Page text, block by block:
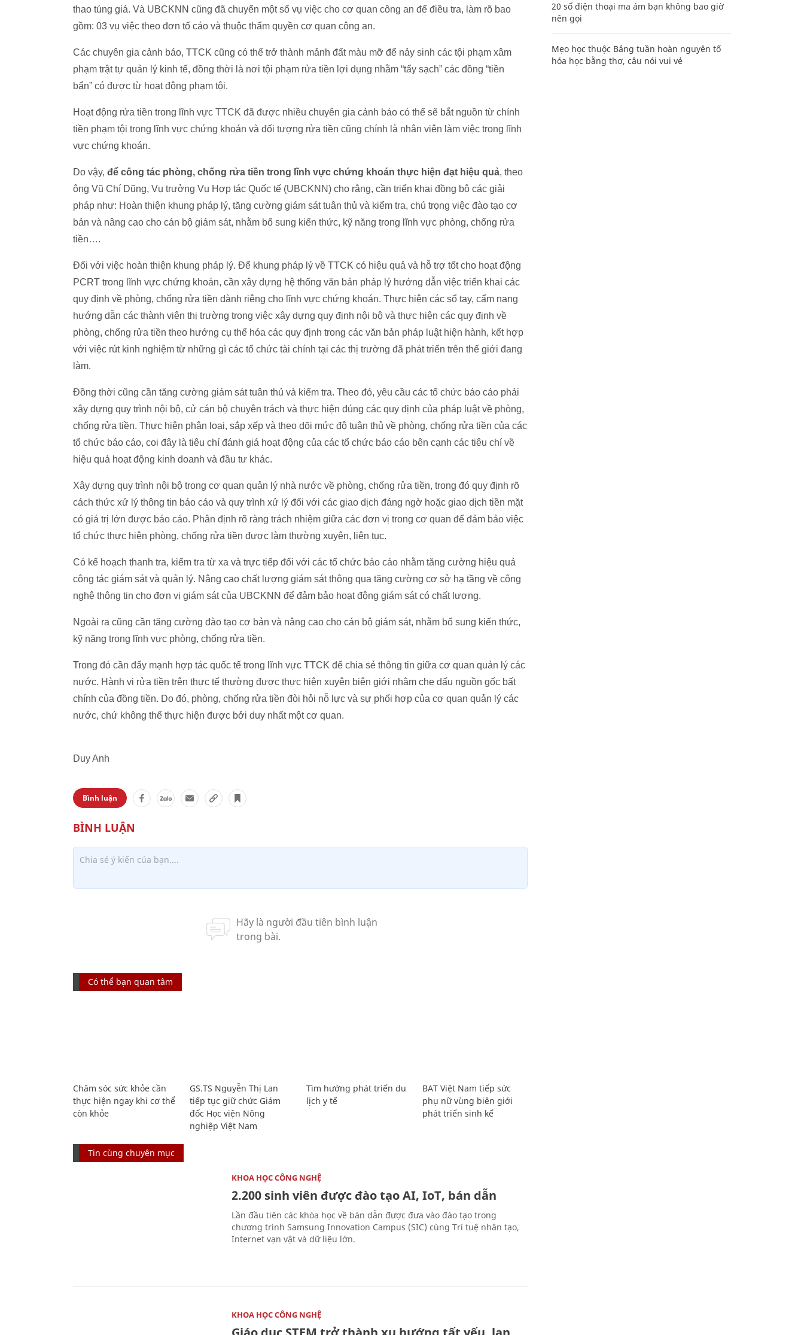
thao túng giá. Và UBCKNN cũng đã chuyển một số vụ việc cho cơ quan công an để điều tra, làm rõ bao
gồm: 03 vụ việc theo đơn tố cáo và thuộc thẩm quyền cơ quan công an.
Các chuyên gia cảnh báo, TTCK cũng có thể trở thành mảnh đất màu mỡ để nảy sinh các tội phạm xâm
phạm trật tự quản lý kinh tế, đồng thời là nơi tội phạm rửa tiền lợi dụng nhằm “tẩy sạch” các đồng “tiền
bẩn” có được từ hoạt động phạm tội.
Hoạt động rửa tiền trong lĩnh vực TTCK đã được nhiều chuyên gia cảnh báo có thể sẽ bắt nguồn từ chính
tiền phạm tội trong lĩnh vực chứng khoán và đối tượng rửa tiền cũng chính là nhân viên làm việc trong lĩnh
vực chứng khoán.
Do vậy, để công tác phòng, chống rửa tiền trong lĩnh vực chứng khoán thực hiện đạt hiệu quả, theo
ông Vũ Chí Dũng, Vụ trưởng Vụ Hợp tác Quốc tế (UBCKNN) cho rằng, cần triển khai đồng bộ các giải
pháp như: Hoàn thiện khung pháp lý, tăng cường giám sát tuân thủ và kiểm tra, chú trọng việc đào tạo cơ
bản và nâng cao cho cán bộ giám sát, nhằm bổ sung kiến thức, kỹ năng trong lĩnh vực phòng, chống rửa
tiền….
Đối với việc hoàn thiện khung pháp lý. Để khung pháp lý về TTCK có hiệu quả và hỗ trợ tốt cho hoạt động
PCRT trong lĩnh vực chứng khoán, cần xây dựng hệ thống văn bản pháp lý hướng dẫn việc triển khai các
quy định về phòng, chống rửa tiền dành riêng cho lĩnh vực chứng khoán. Thực hiện các sổ tay, cẩm nang
hướng dẫn các thành viên thị trường trong việc xây dựng quy định nội bộ và thực hiện các quy định về
phòng, chống rửa tiền theo hướng cụ thể hóa các quy định trong các văn bản pháp luật hiện hành, kết hợp
với việc rút kinh nghiệm từ những gì các tổ chức tài chính tại các thị trường đã phát triển trên thế giới đang
làm.
Đồng thời cũng cần tăng cường giám sát tuân thủ và kiểm tra. Theo đó, yêu cầu các tổ chức báo cáo phải
xây dựng quy trình nội bộ, cử cán bộ chuyên trách và thực hiện đúng các quy định của pháp luật về phòng,
chống rửa tiền. Thực hiện phân loại, sắp xếp và theo dõi mức độ tuân thủ về phòng, chống rửa tiền của các
tổ chức báo cáo, coi đây là tiêu chí đánh giá hoạt động của các tổ chức báo cáo bên cạnh các tiêu chí về
hiệu quả hoạt động kinh doanh và đầu tư khác.
Xây dựng quy trình nội bộ trong cơ quan quản lý nhà nước về phòng, chống rửa tiền, trong đó quy định rõ
cách thức xử lý thông tin báo cáo và quy trình xử lý đối với các giao dịch đáng ngờ hoặc giao dịch tiền mặt
có giá trị lớn được báo cáo. Phân định rõ ràng trách nhiệm giữa các đơn vị trong cơ quan để đảm bảo việc
tổ chức thực hiện phòng, chống rửa tiền được làm thường xuyên, liên tục.
Có kế hoạch thanh tra, kiểm tra từ xa và trực tiếp đối với các tổ chức báo cáo nhằm tăng cường hiệu quả
công tác giám sát và quản lý. Nâng cao chất lượng giám sát thông qua tăng cường cơ sở hạ tầng về công
nghệ thông tin cho đơn vị giám sát của UBCKNN để đảm bảo hoạt động giám sát có chất lượng.
Ngoài ra cũng cần tăng cường đào tạo cơ bản và nâng cao cho cán bộ giám sát, nhằm bổ sung kiến thức,
kỹ năng trong lĩnh vực phòng, chống rửa tiền.
Trong đó cần đẩy mạnh hợp tác quốc tế trong lĩnh vực TTCK để chia sẻ thông tin giữa cơ quan quản lý các
nước. Hành vi rửa tiền trên thực tế thường được thực hiện xuyên biên giới nhằm che dấu nguồn gốc bất
chính của đồng tiền. Do đó, phòng, chống rửa tiền đòi hỏi nỗ lực và sự phối hợp của cơ quan quản lý các
nước, chứ không thể thực hiện được bởi duy nhất một cơ quan.
Duy Anh
Bình luận
Có thể bạn quan tâm
Chăm sóc sức khỏe cần
thực hiện ngay khi cơ thể
còn khỏe
GS.TS Nguyễn Thị Lan
tiếp tục giữ chức Giám
đốc Học viện Nông
nghiệp Việt Nam
Tìm hướng phát triển du
lịch y tế
BAT Việt Nam tiếp sức
phụ nữ vùng biên giới
phát triển sinh kế
Tin cùng chuyên mục
KHOA HỌC CÔNG NGHỆ
2.200 sinh viên được đào tạo AI, IoT, bán dẫn
Lần đầu tiên các khóa học về bán dẫn được đưa vào đào tạo trong
chương trình Samsung Innovation Campus (SIC) cùng Trí tuệ nhân tạo,
Internet vạn vật và dữ liệu lớn.
KHOA HỌC CÔNG NGHỆ
20 số điện thoại ma ám bạn không bao giờ
nên gọi
Mẹo học thuộc Bảng tuần hoàn nguyên tố
hóa học bằng thơ, câu nói vui vẻ